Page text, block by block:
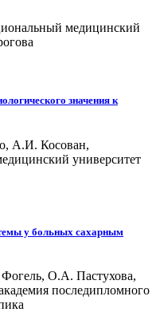
медицинский
значения к
А.И. Косован,
университет
у больных сахарным
О.А. Пастухова,
последипломного